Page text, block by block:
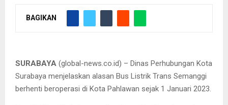
BAGIKAN
SURABAYA (global-news.co.id) – Dinas Perhubungan Kota
Surabaya menjelaskan alasan Bus Listrik Trans Semanggi
berhenti beroperasi di Kota Pahlawan sejak 1 Januari 2023.